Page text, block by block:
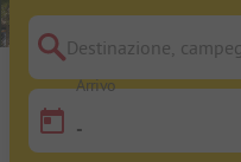
Destinazione, campeggio
Arrivo
-